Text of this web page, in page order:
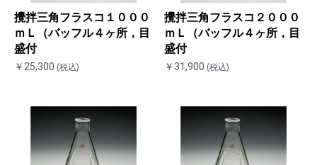
攪拌三角フラスコ１０００
ｍＬ（バッフル４ヶ所，目
盛付
￥25,300 (税込)
攪拌三角フラスコ２０００
ｍＬ（バッフル４ヶ所，目
盛付
￥31,900 (税込)